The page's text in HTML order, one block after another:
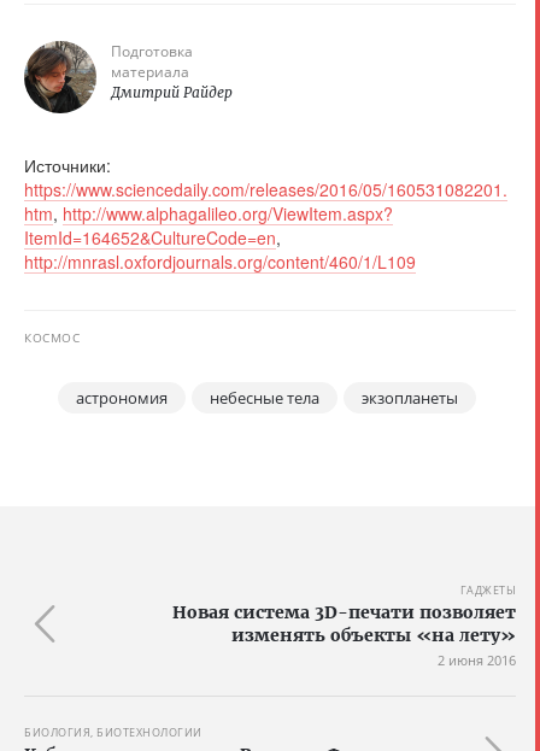
Подготовка
материала
Дмитрий Райдер
Источники:
https://www.sciencedaily.com/releases/2016/05/160531082201.
htm, http://www.alphagalileo.org/ViewItem.aspx?
ItemId=164652&CultureCode=en,
http://mnrasl.oxfordjournals.org/content/460/1/L109
КОСМОС
астрономия небесные тела экзопланеты
ГАДЖЕТЫ
Новая система 3D-печати позволяет
изменять объекты «на лету»
2 июня 2016
БИОЛОГИЯ, БИОТЕХНОЛОГИИ